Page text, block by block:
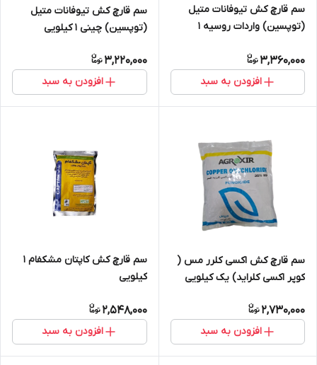
سم قارچ کش تیوفانات متیل
(توپسین) واردات روسیه 1
3,360,000
افزودن به سبد
سم قارچ کش تیوفانات متیل
(توپسین) چینی 1 کیلویی
3,220,000
افزودن به سبد
سم قارچ کش اکسی کلرر مس (
کوپر اکسی کلراید) یک کیلویی
2,730,000
افزودن به سبد
سم قارچ کش کاپتان مشکفام 1
کیلویی
2,548,000
افزودن به سبد